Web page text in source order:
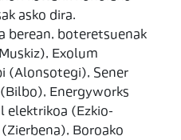
asko dira.
berean, boteretsuenak
Exolum
(Alonsotegi), Sener
Energyworks
elektrikoa (Ezkio-
(Zierbena), Boroako